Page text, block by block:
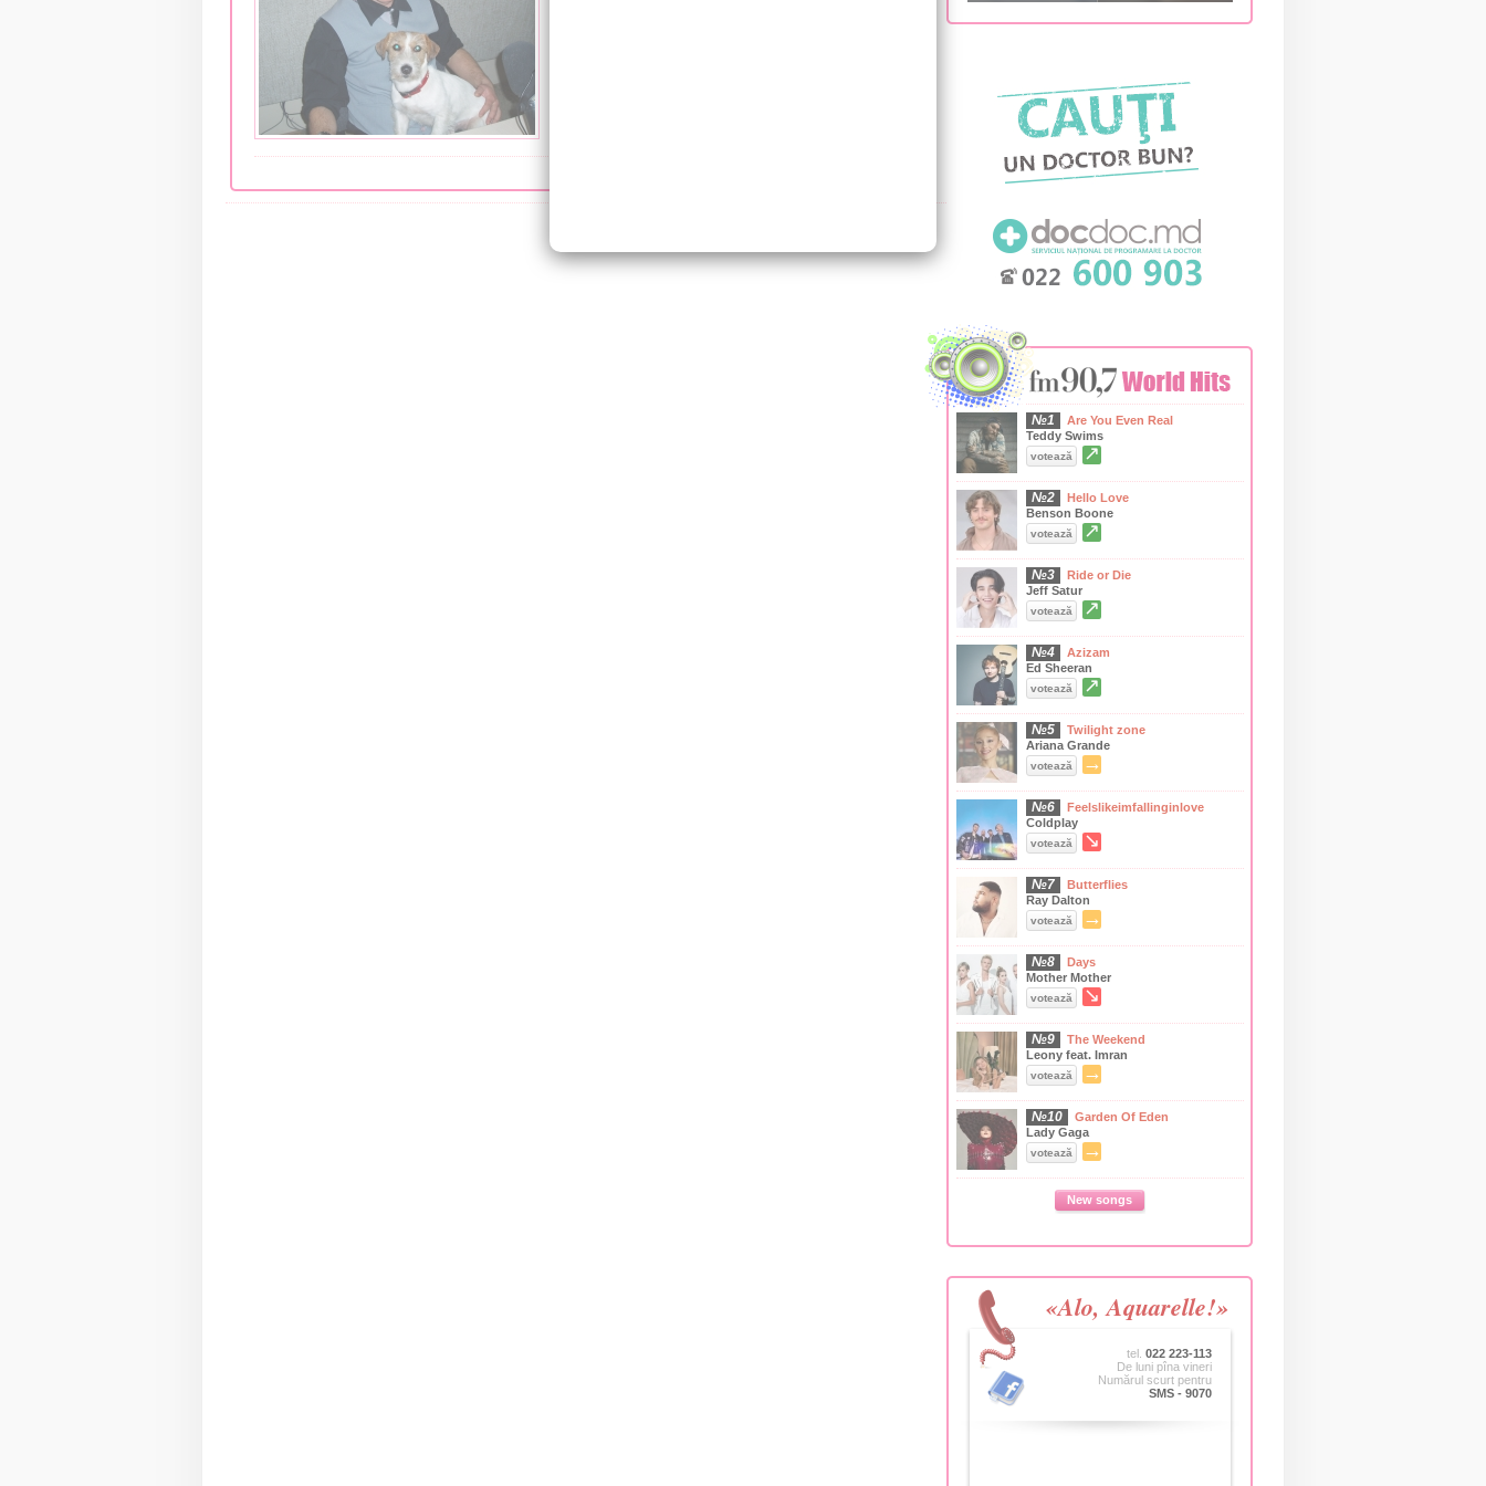
№1
Are You Even Real
Teddy Swims
votează ↗
№2
Hello Love
Benson Boone
votează ↗
№3
Ride or Die
Jeff Satur
votează ↗
№4
Azizam
Ed Sheeran
votează ↗
№5
Twilight zone
Ariana Grande
votează →
№6
Feelslikeimfallinginlove
Coldplay
votează ↘
№7
Butterflies
Ray Dalton
votează →
№8
Days
Mother Mother
votează ↘
№9
The Weekend
Leony feat. Imran
votează →
№10
Garden Of Eden
Lady Gaga
votează →
New songs
«Alo, Aquarelle!»
tel. 022 223-113
De luni pîna vineri
Numărul scurt pentru
SMS - 9070